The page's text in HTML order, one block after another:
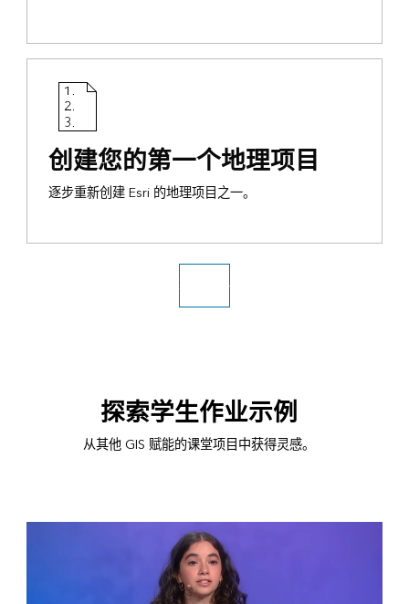
创建您的第一个地理项目
逐步重新创建 Esri 的地理项目之一。
获取软件
探索学生作业示例
从其他 GIS 赋能的课堂项目中获得灵感。